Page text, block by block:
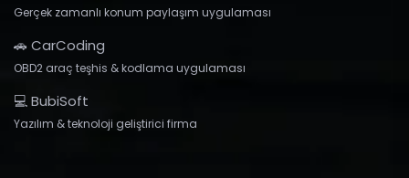
Gerçek zamanlı konum paylaşım uygulaması
🚗 CarCoding
OBD2 araç teşhis & kodlama uygulaması
💻 BubiSoft
Yazılım & teknoloji geliştirici firma